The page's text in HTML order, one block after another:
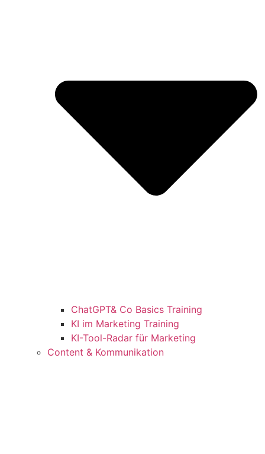
ChatGPT& Co Basics Training
KI im Marketing Training
KI-Tool-Radar für Marketing
Content & Kommunikation